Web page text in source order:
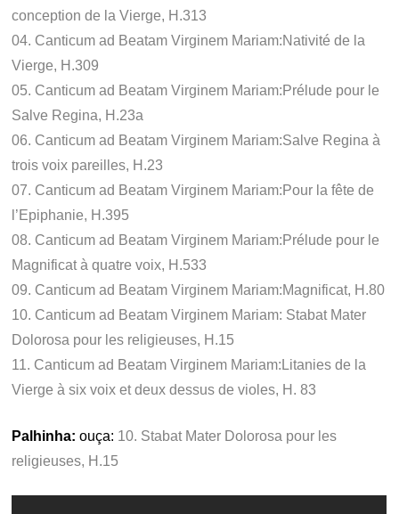
conception de la Vierge, H.313
04. Canticum ad Beatam Virginem Mariam:Nativité de la
Vierge, H.309
05. Canticum ad Beatam Virginem Mariam:Prélude pour le
Salve Regina, H.23a
06. Canticum ad Beatam Virginem Mariam:Salve Regina à
trois voix pareilles, H.23
07. Canticum ad Beatam Virginem Mariam:Pour la fête de
l’Epiphanie, H.395
08. Canticum ad Beatam Virginem Mariam:Prélude pour le
Magnificat à quatre voix, H.533
09. Canticum ad Beatam Virginem Mariam:Magnificat, H.80
10. Canticum ad Beatam Virginem Mariam: Stabat Mater
Dolorosa pour les religieuses, H.15
11. Canticum ad Beatam Virginem Mariam:Litanies de la
Vierge à six voix et deux dessus de violes, H. 83
Palhinha: ouça: 10. Stabat Mater Dolorosa pour les
religieuses, H.15